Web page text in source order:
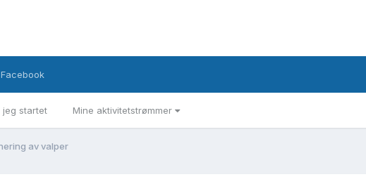
jeg startet Mine aktivitetstrømmer
Facebook
av valper